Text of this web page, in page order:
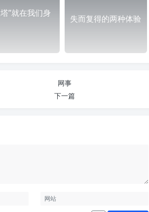
”就在我们身
失而复得的两种体验
网事
下一篇